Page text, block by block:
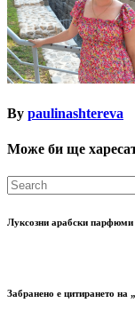
By paulinashtereva
Може би ще
Луксозни арабски парфюми
Забранено е цитирането на